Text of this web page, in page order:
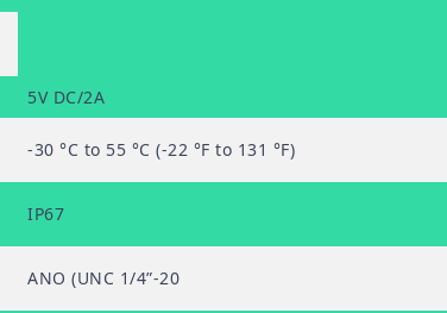
5V DC/2A
-30 °C to 55 °C (-22 °F to 131 °F)
IP67
ANO (UNC 1/4”-20